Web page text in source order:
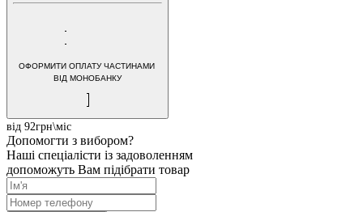
ОФОРМИТИ ОПЛАТУ ЧАСТИНАМИ
ВІД МОНОБАНКУ
від 92грн\міс
Допомогти з вибором?
Наші спеціалісти із задоволенням
допоможуть Вам підібрати товар